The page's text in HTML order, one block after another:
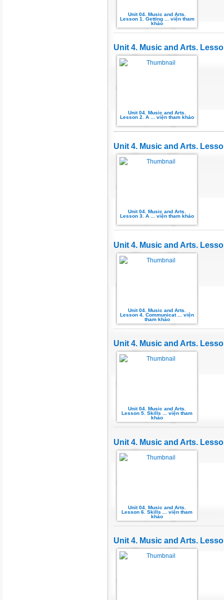
Unit 04. Music and Arts.
Lesson 1. Getting ... viện tham
khảo
Unit 4. Music and Arts.
Unit 04. Music and Arts.
Lesson 2. A ... viện tham khảo
Unit 4. Music and Arts.
Unit 04. Music and Arts.
Lesson 3. A ... viện tham khảo
Unit 4. Music and Arts.
Unit 04. Music and Arts.
Lesson 4. Communicat ... viện
tham khảo
Unit 4. Music and Arts.
Unit 04. Music and Arts.
Lesson 5. Skills ... viện tham
khảo
Unit 4. Music and Arts.
Unit 04. Music and Arts.
Lesson 6. Skills ... viện tham
khảo
Unit 4. Music and Arts.